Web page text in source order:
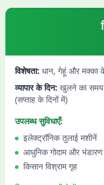
विशेषता: धान, गेहूं और मक्का
व्यापार के दिन: खुलने का
(सप्ताह के दिनों में)
उपलब्ध सुविधाएँ:
इलेक्ट्रॉनिक तुलाई मशीनें
आधुनिक गोदाम और भंडारण
किसान विश्राम गृह